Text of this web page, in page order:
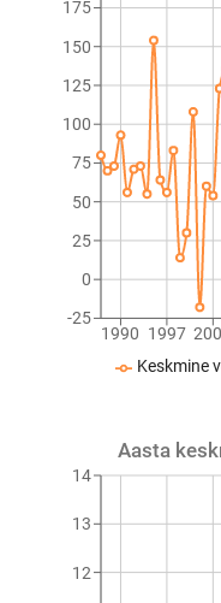
1990 1997
-25
0
25
50
75
100
125
150
175
Keskmine
Aasta
12
13
14